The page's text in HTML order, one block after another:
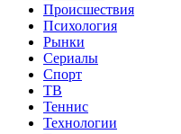
Происшествия
Психология
Рынки
Сериалы
Спорт
ТВ
Теннис
Технологии